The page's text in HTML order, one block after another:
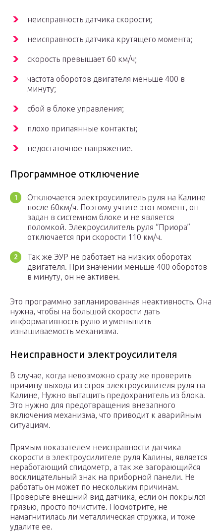
неисправность датчика скорости;
неисправность датчика крутящего момента;
скорость превышает 60 км/ч;
частота оборотов двигателя меньше 400 в
минуту;
сбой в блоке управления;
плохо припаянные контакты;
недостаточное напряжение.
Программное отключение
Отключается электроусилитель руля на Калине
после 60км/ч. Поэтому учтите этот момент, он
задан в системном блоке и не является
поломкой. Элекроусилитель руля “Приора”
отключается при скорости 110 км/ч.
Так же ЭУР не работает на низких оборотах
двигателя. При значении меньше 400 оборотов
в минуту, он не активен.
Это программно запланированная неактивность. Она
нужна, чтобы на большой скорости дать
информативность рулю и уменьшить
изнашиваемость механизма.
Неисправности электроусилителя
В случае, когда невозможно сразу же проверить
причину выхода из строя электроусилителя руля на
Калине, Нужно вытащить предохранитель из блока.
Это нужно для предотвращения внезапного
включения механизма, что приводит к аварийным
ситуациям.
Прямым показателем неисправности датчика
скорости в электроусилителе руля Калины, является
неработающий спидометр, а так же загорающийся
восклицательный знак на приборной панели. Не
работать он может по нескольким причинам.
Проверьте внешний вид датчика, если он покрылся
грязью, просто почистите. Посмотрите, не
намагнитилась ли металлическая стружка, и тоже
удалите ее.